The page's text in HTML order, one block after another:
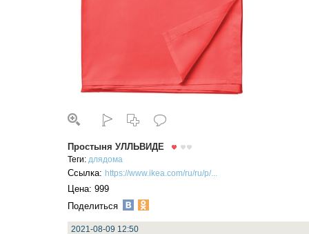
Простыня УЛЛЬВИДЕ
Теги: длядома
Ссылка: https://www.ikea.com/ru/ru/p/...
Цена: 999
Поделиться
2021-08-09 12:50